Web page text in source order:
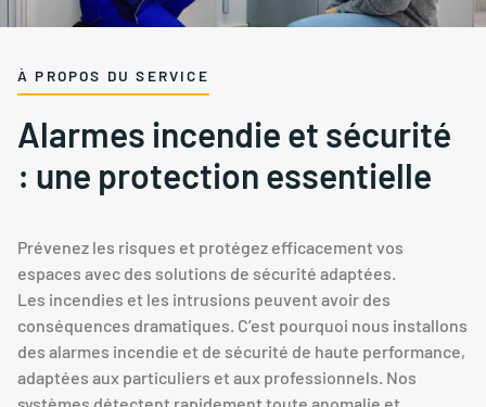
À PROPOS DU SERVICE
Alarmes incendie et sécurité
: une protection essentielle
Prévenez les risques et protégez efficacement vos
espaces avec des solutions de sécurité adaptées.
Les incendies et les intrusions peuvent avoir des
conséquences dramatiques. C’est pourquoi nous installons
des alarmes incendie et de sécurité de haute performance,
adaptées aux particuliers et aux professionnels. Nos